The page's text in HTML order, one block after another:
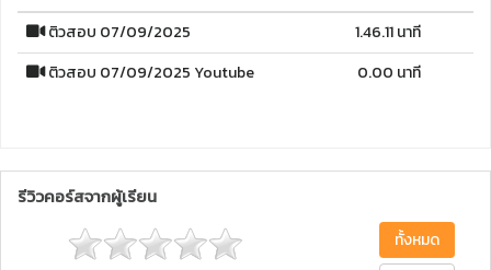
ติวสอบ 07/09/2025
1.46.11 นาที
ติวสอบ 07/09/2025 Youtube
0.00 นาที
รีวิวคอร์สจากผู้เรียน
ทั้งหมด